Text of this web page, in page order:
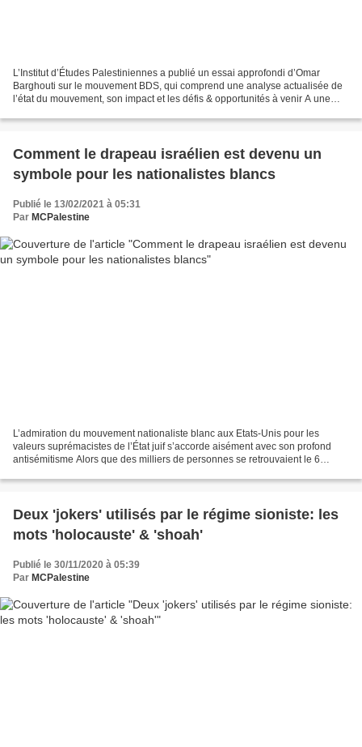
L’Institut d’Études Palestiniennes a publié un essai approfondi d’Omar
Barghouti sur le mouvement BDS, qui comprend une analyse actualisée de
l’état du mouvement, son impact et les défis & opportunités à venir A une
Comment le drapeau israélien est devenu un
symbole pour les nationalistes blancs
Publié le 13/02/2021 à 05:31
Par MCPalestine
L’admiration du mouvement nationaliste blanc aux Etats-Unis pour les
valeurs suprémacistes de l’État juif s’accorde aisément avec son profond
antisémitisme Alors que des milliers de personnes se retrouvaient le 6
Deux 'jokers' utilisés par le régime sioniste: les
mots 'holocauste' & 'shoah'
Publié le 30/11/2020 à 05:39
Par MCPalestine